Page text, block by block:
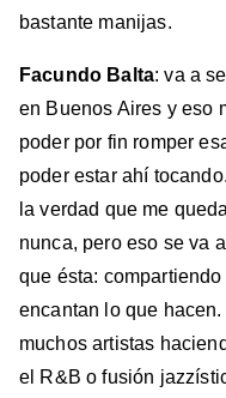
bastante manijas.
Facundo Balta: va a
en Buenos Aires y eso
poder por fin romper
poder estar ahí
la verdad que me
nunca, pero eso se va
que ésta:
encantan lo que
muchos artistas
el R&B o fusión